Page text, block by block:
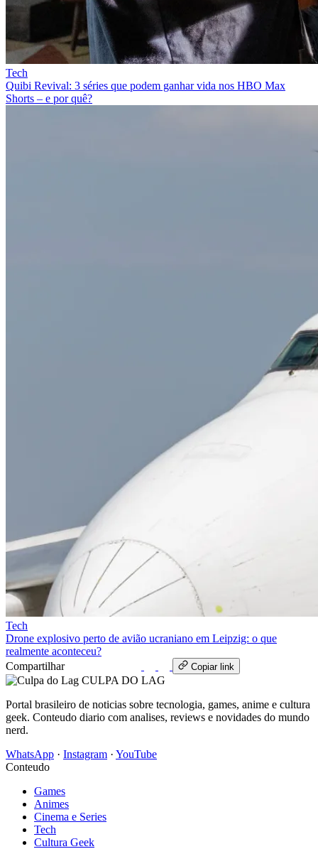
Tech
Quibi Revival: 3 séries que podem ganhar vida nos HBO Max
Shorts – e por quê?
Tech
Drone explosivo perto de avião ucraniano em Leipzig: o que
realmente aconteceu?
Compartilhar
Copiar link
CULPA DO LAG
Portal brasileiro de noticias sobre tecnologia, games, anime e cultura
geek. Conteudo diario com analises, reviews e novidades do mundo
nerd.
WhatsApp · Instagram · YouTube
Conteudo
Games
Animes
Cinema e Series
Tech
Cultura Geek